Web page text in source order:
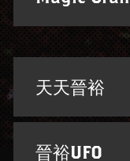
天天晉裕
晉裕UFO